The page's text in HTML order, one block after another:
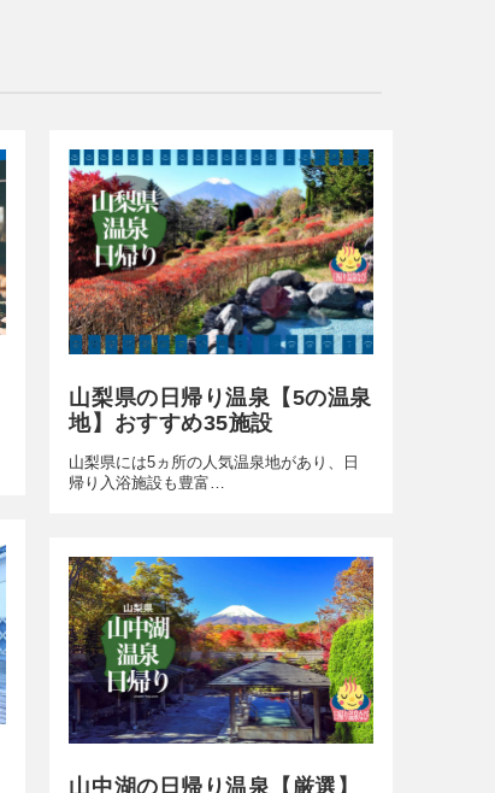
山梨県の日帰り温泉【5の温泉
地】おすすめ35施設
山梨県には5ヵ所の人気温泉地があり、日
帰り入浴施設も豊富…
山中湖の日帰り温泉【厳選】